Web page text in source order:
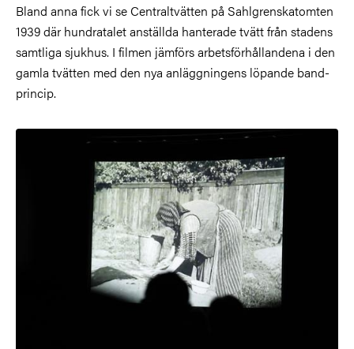
Bland anna fick vi se Centraltvätten på Sahlgrenskatomten
1939 där hundratalet anställda hanterade tvätt från stadens
samtliga sjukhus. I filmen jämförs arbetsförhållandena i den
gamla tvätten med den nya anläggningens löpande band-
princip.